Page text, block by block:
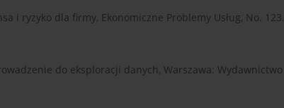
i ryzyko dla firmy, Ekonomiczne Problemy Usług, No. 123.
do eksploracji danych, Warszawa: Wydawnictwo